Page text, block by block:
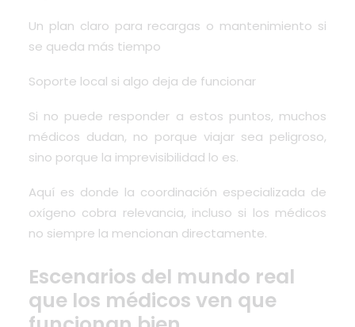
Un plan claro para recargas o mantenimiento si
se queda más tiempo
Soporte local si algo deja de funcionar
Si no puede responder a estos puntos, muchos
médicos dudan, no porque viajar sea peligroso,
sino porque la imprevisibilidad lo es.
Aquí es donde la coordinación especializada de
oxígeno cobra relevancia, incluso si los médicos
no siempre la mencionan directamente.
Escenarios del mundo real
que los médicos ven que